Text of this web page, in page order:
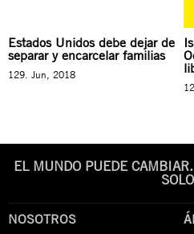
Estados Unidos debe dejar de
separar y encarcelar familias
129. Jun, 2018
EL MUNDO PUEDE
NOSOTROS